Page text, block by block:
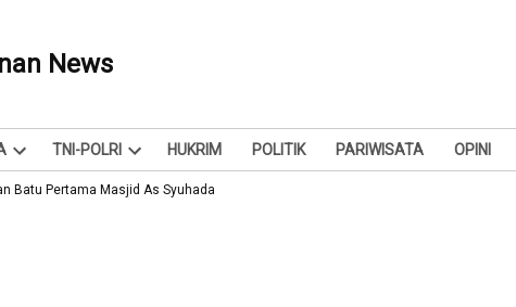
News
Info
Open
dropdown
TNI-POLRI
Open
dropdown
HUKRIM POLITIK PARIWISATA OPINI
Batu Pertama Masjid As Syuhada